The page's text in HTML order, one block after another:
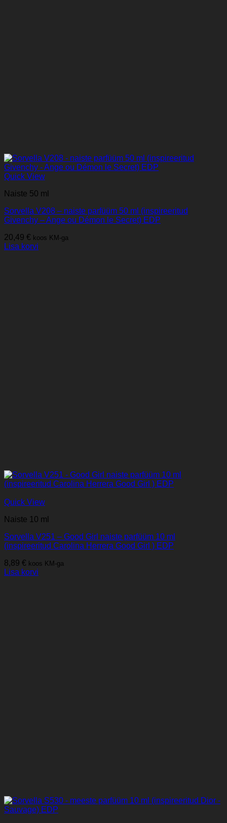
Quick View
Naiste 50 ml
Sorvella V208 – naiste parfüüm 50 ml (inspireeritud
Givenchy – Ange ou Démon le Secret) EDP
20,49 € koos KM-ga
Lisa korvi
Quick View
Naiste 10 ml
Sorvella V251 – Good Girl naiste parfüüm 10 ml
(inspireeritud Carolina Herrera Good Girl ) EDP
8,89 € koos KM-ga
Lisa korvi